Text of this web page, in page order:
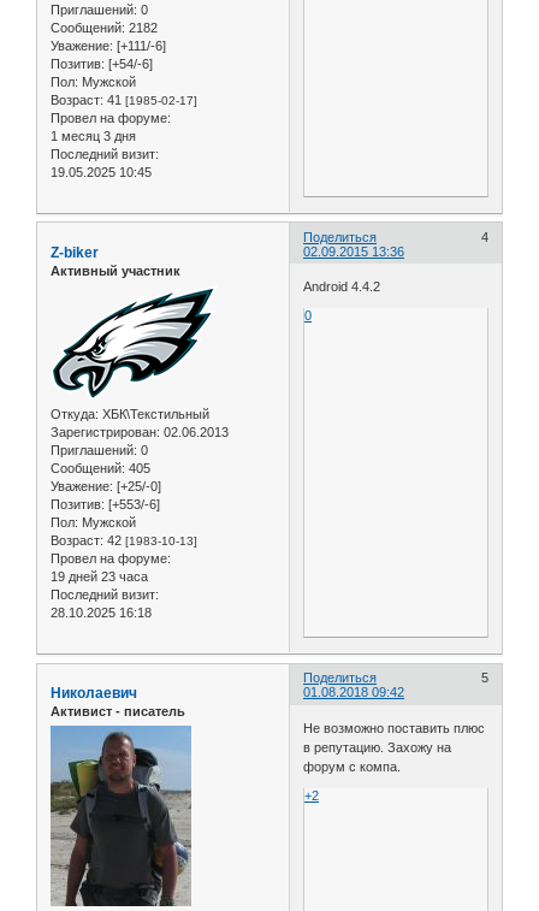
Приглашений: 0
Сообщений: 2182
Уважение: [+111/-6]
Позитив: [+54/-6]
Пол: Мужской
Возраст: 41 [1985-02-17]
Провел на форуме:
1 месяц 3 дня
Последний визит:
19.05.2025 10:45
Поделиться
4
02.09.2015 13:36
Z-biker
Активный участник
Откуда: ХБК\Текстильный
Зарегистрирован: 02.06.2013
Приглашений: 0
Сообщений: 405
Уважение: [+25/-0]
Позитив: [+553/-6]
Пол: Мужской
Возраст: 42 [1983-10-13]
Провел на форуме:
19 дней 23 часа
Последний визит:
28.10.2025 16:18
Android 4.4.2
0
Поделиться
5
01.08.2018 09:42
Николаевич
Активист - писатель
Не возможно поставить плюс
в репутацию. Захожу на
форум с компа.
+2